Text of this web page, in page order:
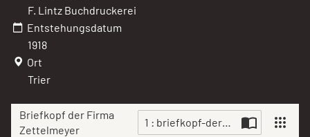
Briefkopf der Firma
Zettelmeyer
1 : briefkopf-der-firma-
F. Lintz Buchdruckerei
Entstehungsdatum
1918
Ort
Trier